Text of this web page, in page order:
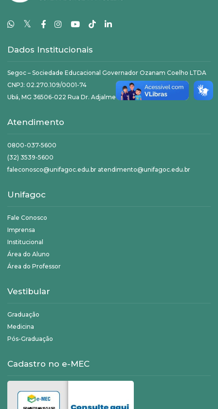
𝕏
Dados Institucionais
Segoc – Sociedade Educacional Governador Ozanam Coelho LTDA
CNPJ: 02.270.109/0001-74
Ubá, MG 36506-022 Rua Dr. Adjalme da Silva Botelho, 20
Atendimento
0800-037-5600
(32) 3539-5600
faleconosco@unifagoc.edu.br atendimento@unifagoc.edu.br
Unifagoc
Fale Conosco
Imprensa
Institucional
Área do Aluno
Área do Professor
Vestibular
Graduação
Medicina
Pós-Graduação
Cadastro no e-MEC